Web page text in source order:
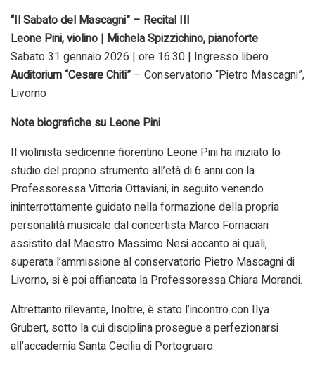
“Il Sabato del Mascagni” – Recital III
Leone Pini, violino | Michela Spizzichino, pianoforte
Sabato 31 gennaio 2026 | ore 16.30 | Ingresso libero
Auditorium “Cesare Chiti” – Conservatorio “Pietro Mascagni”,
Livorno
Note biografiche su Leone Pini
Il violinista sedicenne fiorentino Leone Pini ha iniziato lo
studio del proprio strumento all’età di 6 anni con la
Professoressa Vittoria Ottaviani, in seguito venendo
ininterrottamente guidato nella formazione della propria
personalità musicale dal concertista Marco Fornaciari
assistito dal Maestro Massimo Nesi accanto ai quali,
superata l’ammissione al conservatorio Pietro Mascagni di
Livorno, si è poi affiancata la Professoressa Chiara Morandi.
Altrettanto rilevante, Inoltre, è stato l’incontro con Ilya
Grubert, sotto la cui disciplina prosegue a perfezionarsi
all’accademia Santa Cecilia di Portogruaro.